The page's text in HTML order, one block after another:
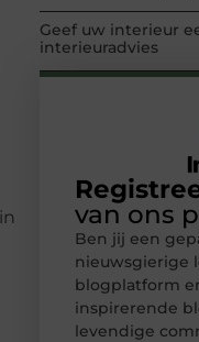
Geef uw interieur
interieuradvies
van ons
Ben jij een
nieuwsgierige
blogplatform
inspirerende
levendige